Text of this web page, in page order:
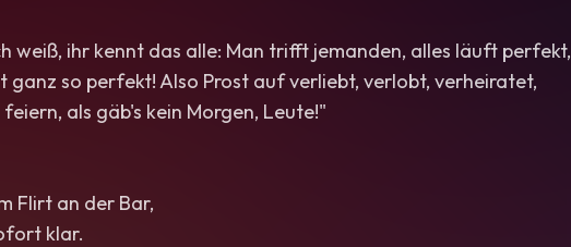
weiß, ihr kennt das alle: Man trifft jemanden, alles läuft perfekt,
ganz so perfekt! Also Prost auf verliebt, verlobt, verheiratet,
als gäb's kein Morgen, Leute!"
Flirt an der Bar,
klar.